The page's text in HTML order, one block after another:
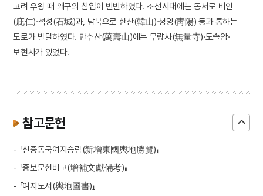
고려 우왕 때 왜구의 침입이 빈번하였다. 조선시대에는 동서로 비인
(庇仁)·석성(石城)과, 남북으로 한산(韓山)·청양(靑陽) 등과 통하는
도로가 발달하였다. 만수산(萬壽山)에는 무량사(無量寺)·도솔암·
보현사가 있었다.
참고문헌
- 『신증동국여지승람(新增東國輿地勝覽)』
- 『증보문헌비고(增補文獻備考)』
- 『여지도서(輿地圖書)』